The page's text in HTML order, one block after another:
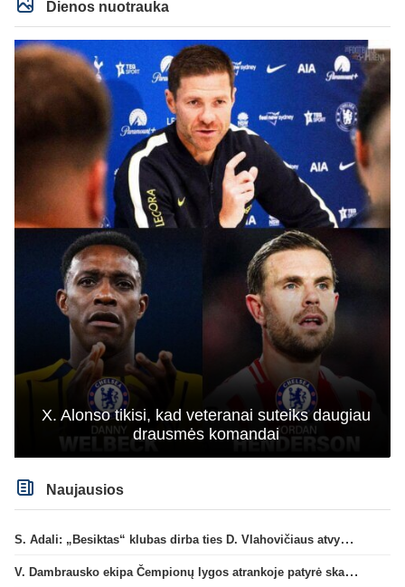
Dienos nuotrauka
X. Alonso tikisi, kad veteranai suteiks daugiau
drausmės komandai
Naujausios
S. Adali: „Besiktas“ klubas dirba ties D. Vlahovičiaus atvykimu“
V. Dambrausko ekipa Čempionų lygos atrankoje patyrė skaudžią nesėkmę